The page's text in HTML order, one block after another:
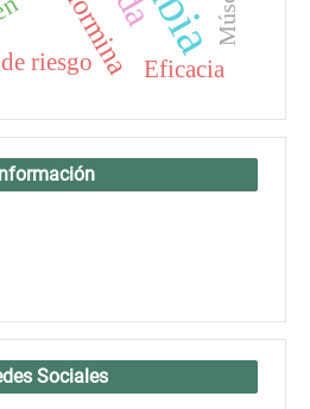
riesgo Eficacia
Sociales